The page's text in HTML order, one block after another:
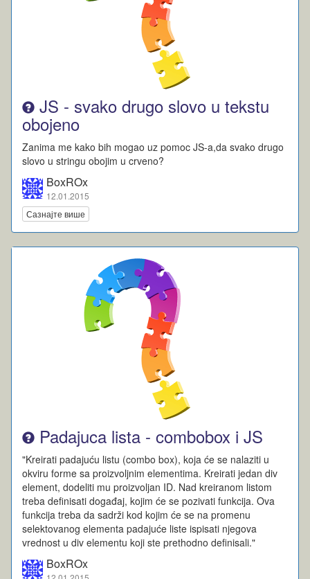
JS - svako drugo slovo u tekstu
obojeno
Zanima me kako bih mogao uz pomoc JS-a,da svako drugo
slovo u stringu obojim u crveno?
BoxROx
12.01.2015
Сазнајте више
Padajuca lista - combobox i JS
"Kreirati padajuću listu (combo box), koja će se nalaziti u
okviru forme sa proizvoljnim elementima. Kreirati jedan div
element, dodeliti mu proizvoljan ID. Nad kreiranom listom
treba definisati događaj, kojim će se pozivati funkcija. Ova
funkcija treba da sadrži kod kojim će se na promenu
selektovanog elementa padajuće liste ispisati njegova
vrednost u div elementu koji ste prethodno definisali."
BoxROx